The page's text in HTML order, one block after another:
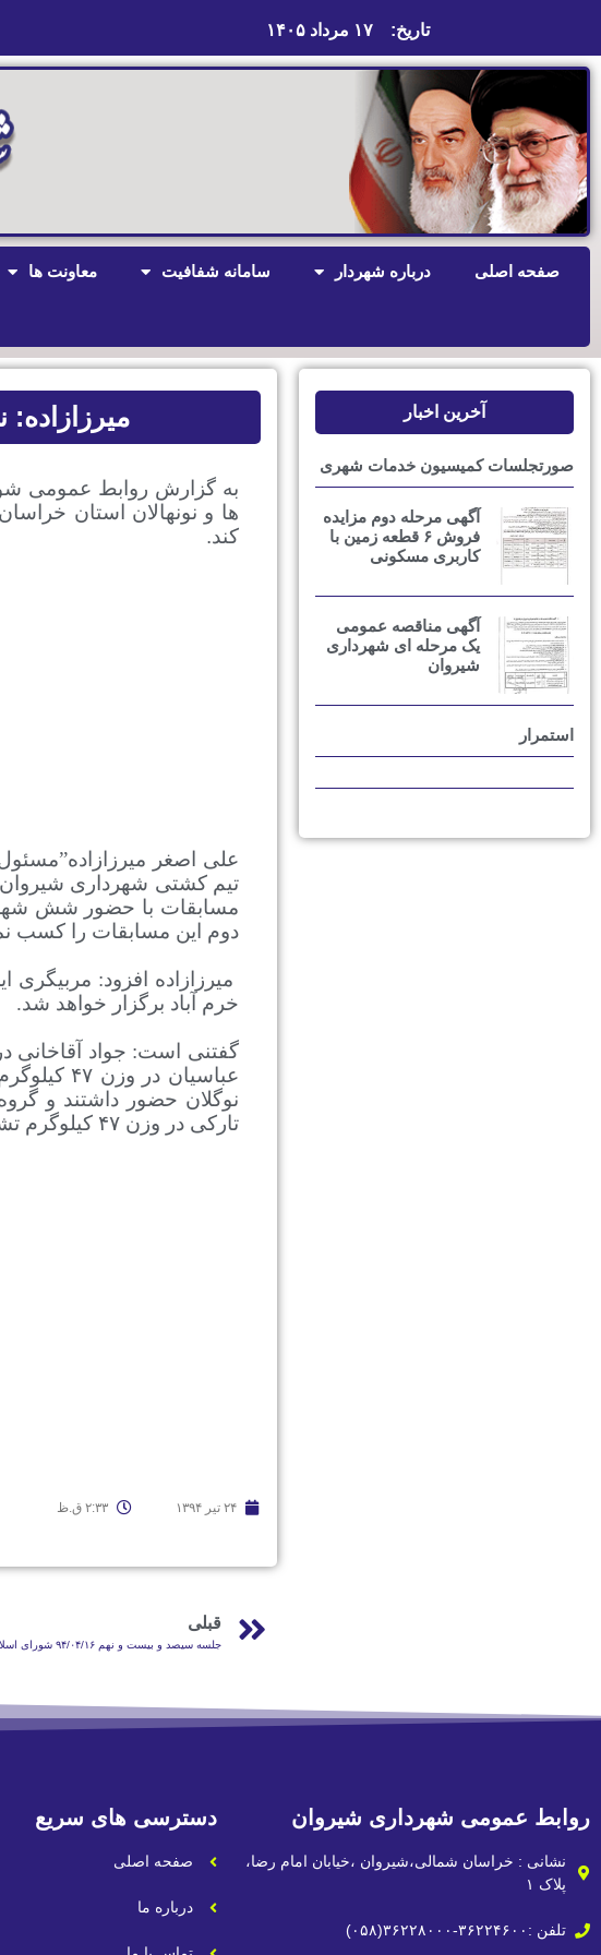
تاریخ: ۱۷ مرداد ۱۴۰۵
صفحه اصلی درباره شهردار سامانه شفافیت معاونت ها
آخرین اخبار
صورتجلسات کمیسیون خدمات شهری
آگهی مرحله دوم مزایده
فروش ۶ قطعه زمین با
کاربری مسکونی
آگهی مناقصه عمومی
یک مرحله ای شهرداری
شیروان
استمرار
به گزارش روابط عمومی
ها و نونهالان استان
کند.
علی اصغر
تیم کشتی شهرداری شیروان
مسابقات با حضور شش
دوم این مسابقات را کسب
میرزازاده افزود:
خرم آباد برگزار خواهد شد.
تارکی در وزن ۴۷ کیلوگرم تشکیل دادند.
۲۴ تیر ۱۳۹۴ ۲:۳۳ ق.ظ
قبلی
جلسه سیصد و بیست و نهم ۹۴/۰۴/۱۶ شورای اسلامی شهر شیروان
روابط عمومی شهرداری شیروان
نشانی : خراسان شمالی،شیروان ،خیابان امام رضا،
پلاک ۱
تلفن :۳۶۲۲۴۶۰۰-۳۶۲۲۸۰۰۰(۰۵۸)
دسترسی های سریع
صفحه اصلی
درباره ما